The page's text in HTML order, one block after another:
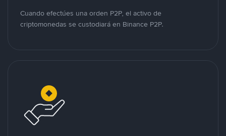
Cuando efectúes una orden P2P, el activo de
criptomonedas se custodiará en Binance P2P.